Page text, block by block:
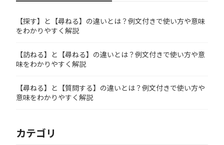
【探す】と【尋ねる】の違いとは？例文付きで使い方や意味
をわかりやすく解説
【訪ねる】と【尋ねる】の違いとは？例文付きで使い方や意
味をわかりやすく解説
【尋ねる】と【質問する】の違いとは？例文付きで使い方や
意味をわかりやすく解説
カテゴリ